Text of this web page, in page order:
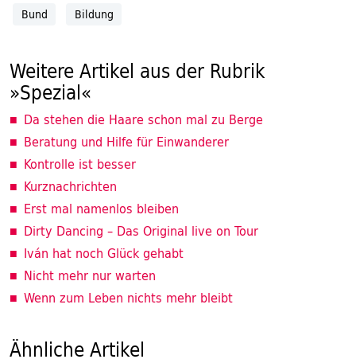
Bund Bildung
Weitere Artikel aus der Rubrik
»Spezial«
Da stehen die Haare schon mal zu Berge
Beratung und Hilfe für Einwanderer
Kontrolle ist besser
Kurznachrichten
Erst mal namenlos bleiben
Dirty Dancing – Das Original live on Tour
Iván hat noch Glück gehabt
Nicht mehr nur warten
Wenn zum Leben nichts mehr bleibt
Ähnliche Artikel